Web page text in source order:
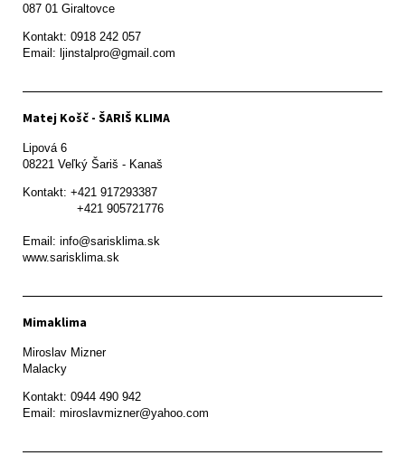
087 01 Giraltovce
Kontakt: 0918 242 057
Email: ljinstalpro@gmail.com
Matej Košč - ŠARIŠ KLIMA
Lipová 6
08221 Veľký Šariš - Kanaš
Kontakt: +421 917293387
Email: info@sarisklima.sk
www.sarisklima.sk
Mimaklima
Miroslav Mizner
Malacky
Kontakt: 0944 490 942